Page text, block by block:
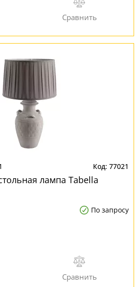
77021
лампа Tabella
По запросу